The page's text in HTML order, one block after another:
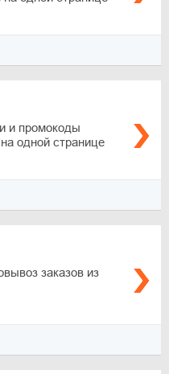
и промокоды
одной странице
заказов из